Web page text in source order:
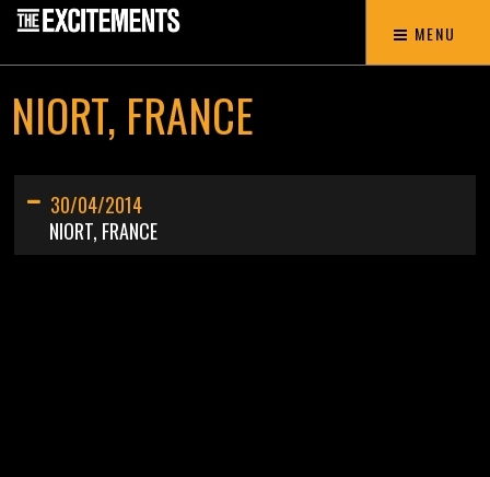
MENU
NIORT, FRANCE
30/04/2014
NIORT, FRANCE